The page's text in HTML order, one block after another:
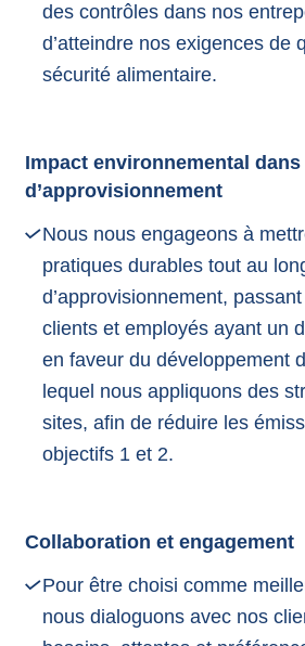
des contrôles dans nos
d’atteindre nos exigences de
sécurité alimentaire.
Impact environnemental
d’approvisionnement
Nous nous engageons à
pratiques durables tout au
d’approvisionnement,
clients et employés ayant un
en faveur du développement
lequel nous appliquons des
sites, afin de réduire les
objectifs 1 et 2.
Collaboration et engagement
Pour être choisi comme
nous dialoguons avec nos